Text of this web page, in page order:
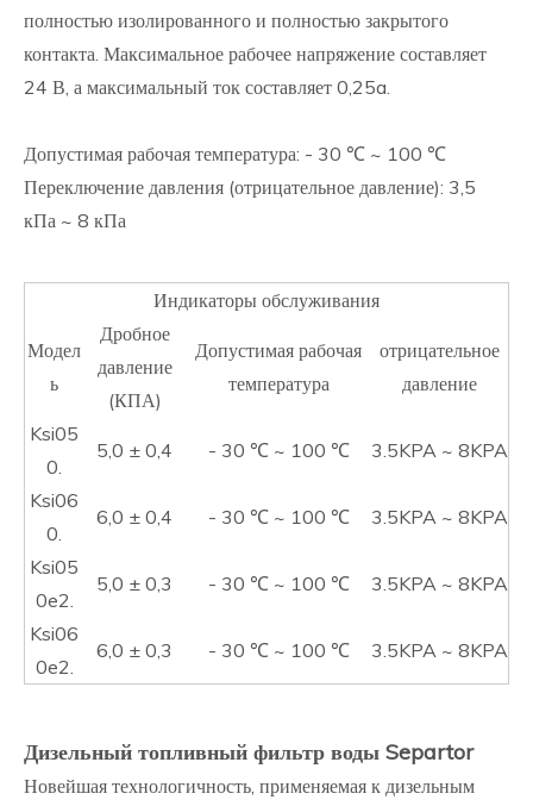
полностью изолированного и полностью закрытого
контакта. Максимальное рабочее напряжение составляет
24 В, а максимальный ток составляет 0,25a.
Допустимая рабочая температура: - 30 ℃ ~ 100 ℃
Переключение давления (отрицательное давление): 3,5
кПа ~ 8 кПа
Индикаторы обслуживания
Модел
ь
Дробное
давление
(КПА)
Допустимая рабочая
температура
отрицательное
давление
Ksi05
0.
5,0 ± 0,4 - 30 ℃ ~ 100 ℃ 3.5KPA ~ 8KPA
Ksi06
0.
6,0 ± 0,4 - 30 ℃ ~ 100 ℃ 3.5KPA ~ 8KPA
Ksi05
0e2.
5,0 ± 0,3 - 30 ℃ ~ 100 ℃ 3.5KPA ~ 8KPA
Ksi06
0e2.
6,0 ± 0,3 - 30 ℃ ~ 100 ℃ 3.5KPA ~ 8KPA
Дизельный топливный фильтр воды Separtor
Новейшая технологичность, применяемая к дизельным